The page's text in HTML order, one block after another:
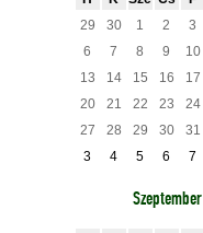
29
30 1 2 3
6
7 8 9 10
13
14 15 16 17
20
21 22 23 24
27
28 29 30 31
3
4 5 6 7
Szeptember